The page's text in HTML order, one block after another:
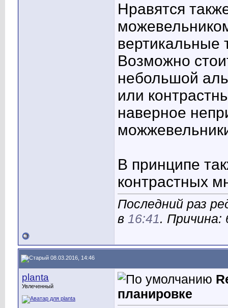
Нравятся
вертикальные
Возможно
небольшой
или
наверное
В принципе
контрастных
Последний раз
в 16:41.
08.03.2016, 14:46
planta
Увлеченный
планировке